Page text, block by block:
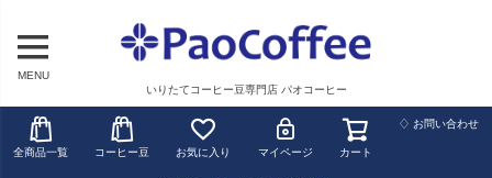
MENU
いりたてコーヒー豆専門店 パオコーヒー
全商品一覧 コーヒー豆 お気に入り マイページ カート
♢ お問い合わせ